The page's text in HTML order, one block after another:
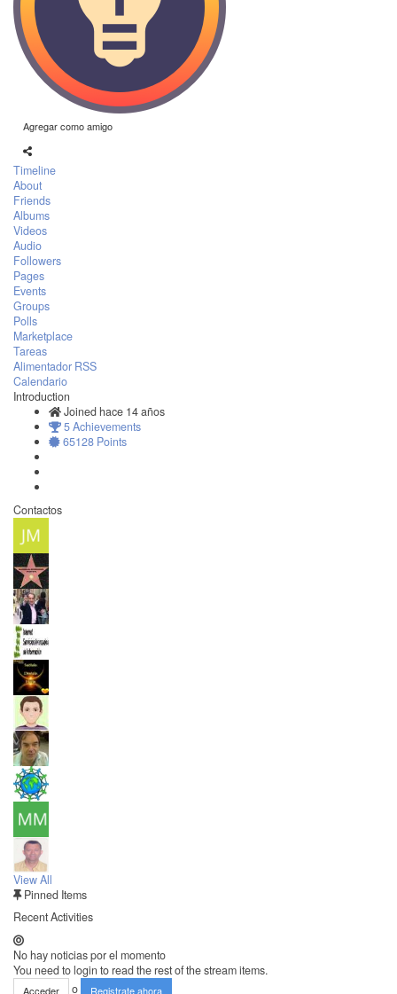
Agregar como amigo
Timeline
About
Friends
Albums
Videos
Audio
Followers
Pages
Events
Groups
Polls
Marketplace
Tareas
Alimentador RSS
Calendario
Introduction
Joined hace 14 años
5 Achievements
65128 Points
Contactos
View All
Pinned Items
Recent Activities
No hay noticias por el momento
You need to login to read the rest of the stream items.
Acceder o Registrate ahora